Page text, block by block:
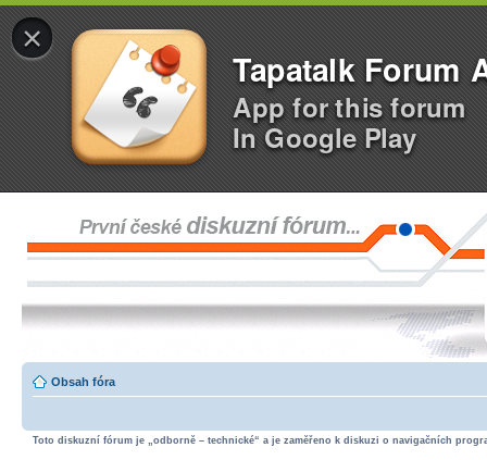
×
Tapatalk Forum
App for this forum
In Google Play
Obsah fóra
Toto diskuzní fórum je „odborně – technické“ a je zaměřeno k diskuzi o navigačních